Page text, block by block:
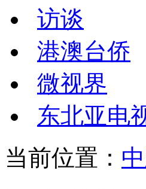
访谈
港澳台侨
微视界
东北亚电
当前位置：